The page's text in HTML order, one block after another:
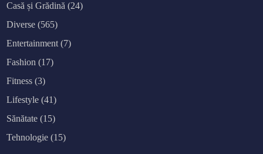
Casă și Grădină (24)
Diverse (565)
Entertainment (7)
Fashion (17)
Fitness (3)
Lifestyle (41)
Sănătate (15)
Tehnologie (15)